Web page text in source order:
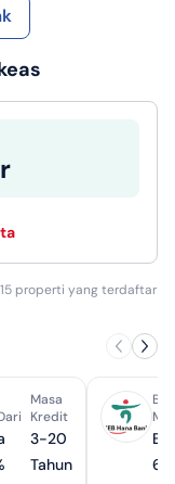
properti yang terdaftar
Masa
Kredit
3-20
Tahun